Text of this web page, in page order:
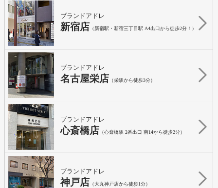
ブランドアドレ
新宿店 （新宿駅・新宿三丁目駅 A4出口から徒歩2分！）
ブランドアドレ
名古屋栄店 （栄駅から徒歩3分）
ブランドアドレ
心斎橋店 （心斎橋駅 2番出口 南14から徒歩2分）
ブランドアドレ
神戸店 （大丸神戸店から徒歩1分）